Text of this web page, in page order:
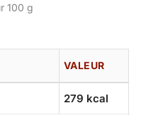
100 g
VALEUR
279 kcal